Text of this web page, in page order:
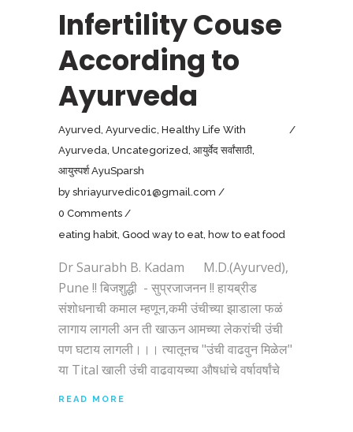
Infertility Couse
According to
Ayurveda
Ayurved, Ayurvedic, Healthy Life With
Ayurveda, Uncategorized, आयुर्वेद सर्वांसाठी,
आयुस्पर्श AyuSparsh
by shriayurvedic01@gmail.com
0 Comments
eating habit, Good way to eat, how to eat food
Dr Saurabh B. Kadam M.D.(Ayurved),
Pune !! बिजशुद्धी - सुप्रजाजनन !! हायब्रीड
संशोधनाची कमाल म्हणून,कमी उंचीच्या झाडाला फळं
लागाय लागली अन ती खाऊन आमच्या लेकरांची उंची
पण घटाय लागली।।। त्यातूनच "उंची वाढवुन मिळेल"
या Tital खाली उंची वाढवायच्या औषधांचे वर्षावर्षांचे
READ MORE